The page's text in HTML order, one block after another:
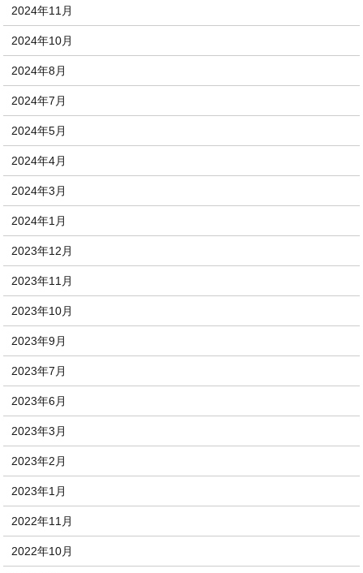
2024年11月
2024年10月
2024年8月
2024年7月
2024年5月
2024年4月
2024年3月
2024年1月
2023年12月
2023年11月
2023年10月
2023年9月
2023年7月
2023年6月
2023年3月
2023年2月
2023年1月
2022年11月
2022年10月